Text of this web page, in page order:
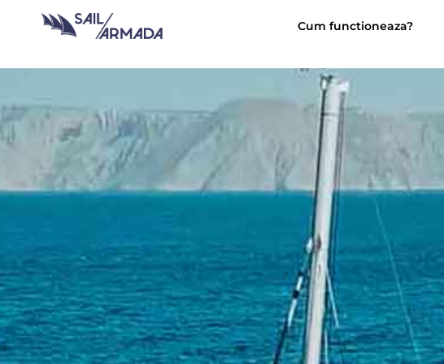
Cum functioneaza?